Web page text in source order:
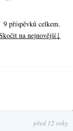
9 příspěvků celkem.
na nejnovější↓
před 12 roky